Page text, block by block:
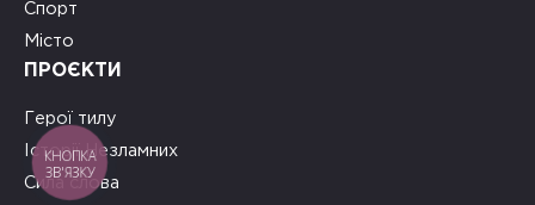
Спорт
Місто
ПРОЄКТИ
Герої тилу
Історії Незламних
Сила слова
КНОПКА
ЗВ'ЯЗКУ